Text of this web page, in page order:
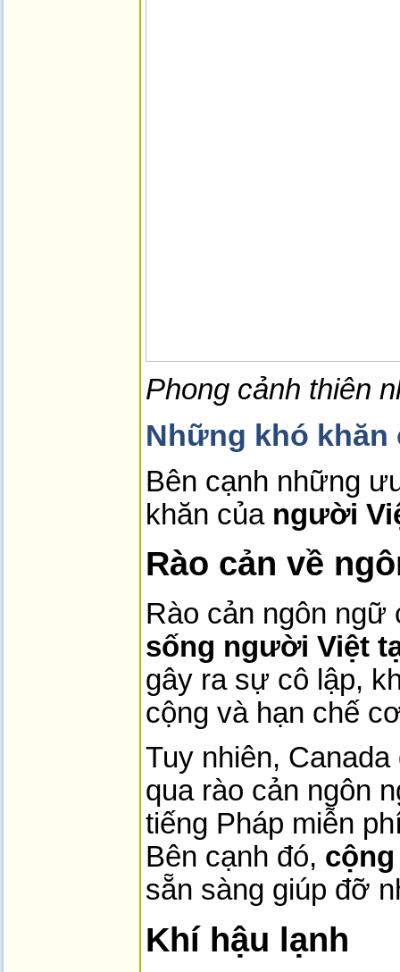
Phong cảnh thiên
Những khó khăn
Bên cạnh những
khăn của người
Rào cản về
Rào cản ngôn
sống người Việt
gây ra sự cô lập,
cộng và hạn chế
Tuy nhiên,
qua rào cản ngôn
tiếng Pháp miễn
Bên cạnh đó,
sẵn sàng giúp đỡ
Khí hậu lạnh